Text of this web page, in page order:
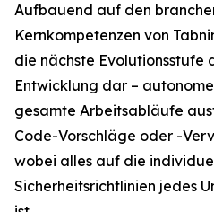
Aufbauend auf den
Kernkompetenzen von
die nächste Evolutionsstufe
Entwicklung dar –
gesamte Arbeitsabläufe
Code-Vorschläge oder -
wobei alles auf die
Sicherheitsrichtlinien jedes